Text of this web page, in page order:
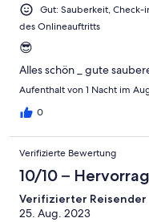
Gut: Sauberkeit, Check-
des Onlineauftritts
😎
Alles schön _ gute
Aufenthalt von 1 Nacht im
0
Verifizierte Bewertung
10/10 –
Verifizierter Reisender
25. Aug. 2023